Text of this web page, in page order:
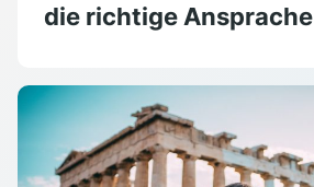
die richtige Ansprache